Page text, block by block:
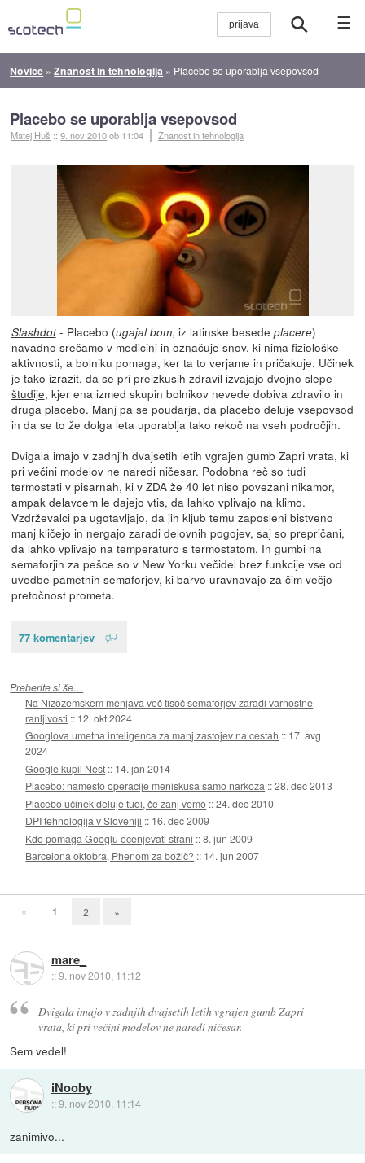
☰
Novice »Znanost in tehnologija » Placebo se uporablja vsepovsod
Placebo se uporablja vsepovsod
Matej Huš ::9. nov 2010ob 11:04 Znanost in tehnologija
Slashdot- Placebo (ugajal bom, iz latinske besede placere)
navadno srečamo v medicini in označuje snov, ki nima fiziološke
aktivnosti, a bolniku pomaga, ker ta to verjame in pričakuje. Učinek
je tako izrazit, da se pri preizkusih zdravil izvajajo dvojno slepe
študije, kjer ena izmed skupin bolnikov nevede dobiva zdravilo in
druga placebo. Manj pa se poudarja, da placebo deluje vsepovsod
in da se to že dolga leta uporablja tako rekoč na vseh področjih.
Dvigala imajo v zadnjih dvajsetih letih vgrajen gumb Zapri vrata, ki
pri večini modelov ne naredi ničesar. Podobna reč so tudi
termostati v pisarnah, ki v ZDA že 40 let niso povezani nikamor,
ampak delavcem le dajejo vtis, da lahko vplivajo na klimo.
Vzdrževalci pa ugotavljajo, da jih kljub temu zaposleni bistveno
manj kličejo in nergajo zaradi delovnih pogojev, saj so prepričani,
da lahko vplivajo na temperaturo s termostatom. In gumbi na
semaforjih za pešce so v New Yorku večidel brez funkcije vse od
uvedbe pametnih semaforjev, ki barvo uravnavajo za čim večjo
pretočnost prometa.
77 komentarjev
Preberite si še…
Na Nizozemskem menjava več tisoč semaforjev zaradi varnostne
ranljivosti :: 12. okt 2024
Googlova umetna inteligenca za manj zastojev na cestah :: 17. avg
2024
Google kupil Nest :: 14. jan 2014
Placebo: namesto operacije meniskusa samo narkoza ::28. dec 2013
Placebo učinek deluje tudi, če zanj vemo ::24. dec 2010
DPI tehnologija v Sloveniji :: 16. dec 2009
Kdo pomaga Googlu ocenjevati strani ::8. jun 2009
Barcelona oktobra, Phenom za božič? :: 14. jun 2007
« 1 2 »
mare_
::9. nov 2010, 11:12
Dvigala imajo v zadnjih dvajsetih letih vgrajen gumb Zapri
vrata, ki pri večini modelov ne naredi ničesar.
Sem vedel!
iNooby
::9. nov 2010, 11:14
zanimivo...